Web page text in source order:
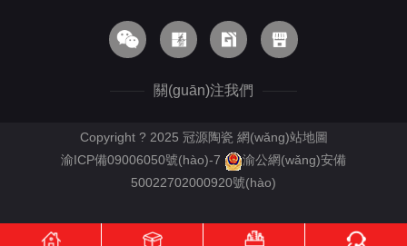
關(guān)注我們
Copyright ? 2025 冠源陶瓷 網(wǎng)站地圖
渝ICP備09006050號(hào)-7
渝公網(wǎng)安備
50022702000920號(hào)